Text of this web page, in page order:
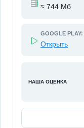
≈ 744 Мб
GOOGLE PLAY:
Открыть
НАША ОЦЕНКА